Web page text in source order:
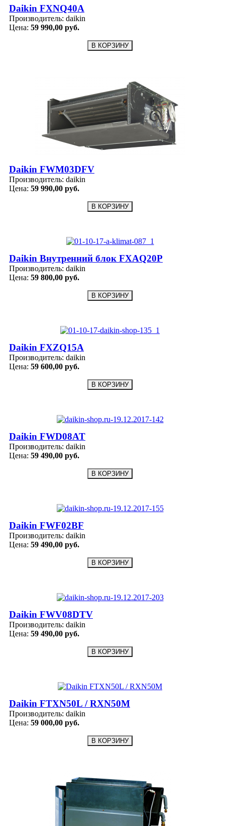
Daikin FXNQ40A
Производитель: daikin
Цена: 59 990,00 руб.
Daikin FWM03DFV
Производитель: daikin
Цена: 59 990,00 руб.
Daikin Внутренний блок FXAQ20P
Производитель: daikin
Цена: 59 800,00 руб.
Daikin FXZQ15A
Производитель: daikin
Цена: 59 600,00 руб.
Daikin FWD08AT
Производитель: daikin
Цена: 59 490,00 руб.
Daikin FWF02BF
Производитель: daikin
Цена: 59 490,00 руб.
Daikin FWV08DTV
Производитель: daikin
Цена: 59 490,00 руб.
Daikin FTXN50L / RXN50M
Производитель: daikin
Цена: 59 000,00 руб.